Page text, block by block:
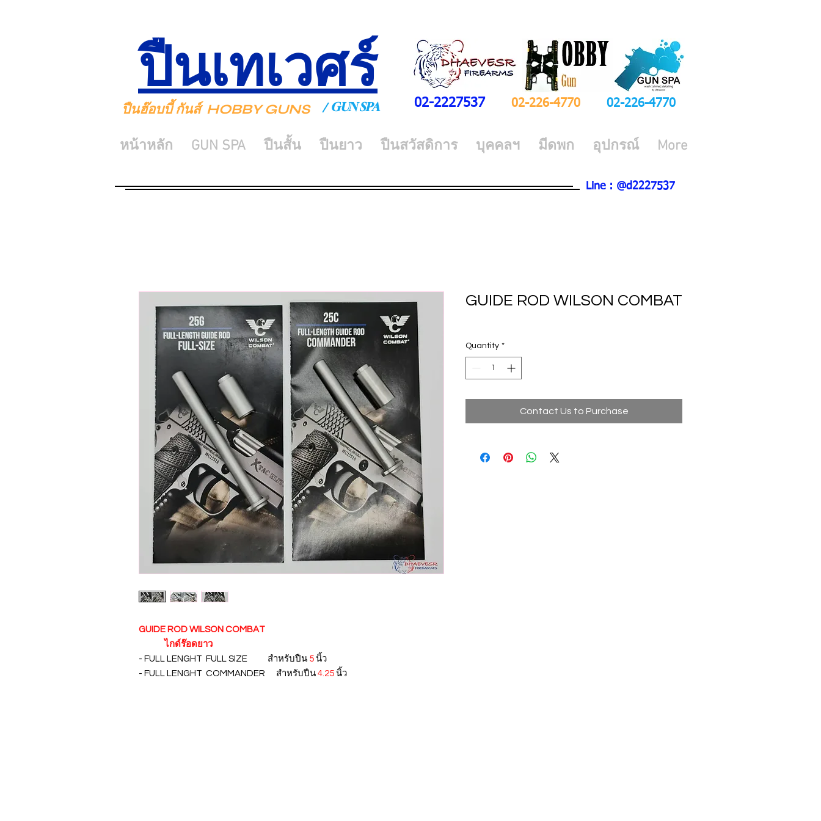
ปืนเทเวศร์
ปืนฮ๊อบบี้ กันส์ HOBBY GUNS 02-226-4770 02-226-4770
/GUN SPA 02-2227537
หน้าหลัก GUN SPA ปืนสั้น ปืนยาว ปืนสวัสดิการ บุคคลฯ มีดพก อุปกรณ์ More
Line : @d2227537
GUIDE ROD WILSON COMBAT
ไกด์ร๊อดยาว
- FULL LENGHT FULL SIZE สำหรับปืน 5 นิ้ว
- FULL LENGHT COMMANDER สำหรับปืน 4.25 นิ้ว
GUIDE ROD WILSON COMBAT
Quantity *
Contact Us to Purchase